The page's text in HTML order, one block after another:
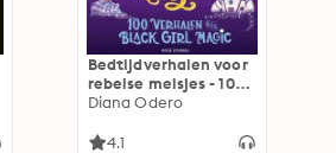
Bedtijdverhalen voor
rebelse meisjes - 100
verhalen over Black
verhalen over Black
Diana Odero
4.1